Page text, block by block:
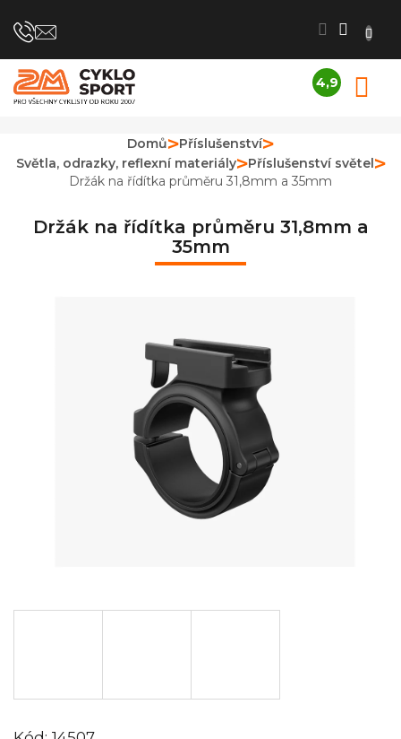
na
4,9
4,9
z
Domů
Příslušenství
Světla, odrazky, reflexní materiály
Příslušenství světel
Držák na řídítka průměru 31,8mm a 35mm
Držák na řídítka průměru 31,8mm a
35mm